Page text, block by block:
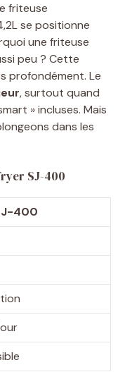
friteuse
se positionne
une friteuse
peu ? Cette
profondément. Le
, surtout quand
» incluses. Mais
dans les
SJ-400
400